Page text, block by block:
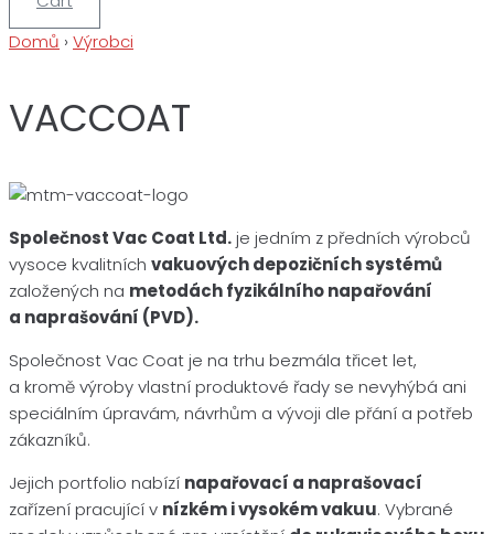
Domů ›Výrobci
VACCOAT
Společnost Vac Coat Ltd.je jedním z předních výrobců
vysoce kvalitních vakuových depozičních systémů
založených na metodách fyzikálního napařování
a naprašování (PVD).
Společnost Vac Coat je na trhu bezmála třicet let,
a kromě výroby vlastní produktové řady se nevyhýbá ani
speciálním úpravám, návrhům a vývoji dle přání a potřeb
zákazníků.
Jejich portfolio nabízí napařovací a naprašovací
zařízení pracující v nízkém i vysokém vakuu. Vybrané